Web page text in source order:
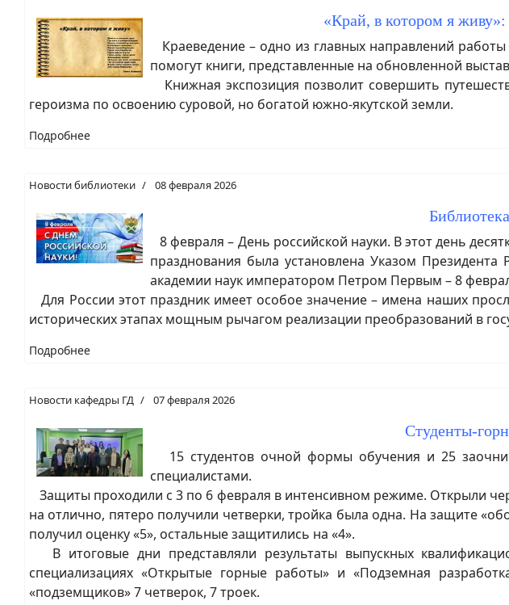
«Край, в котором я живу»:
Краеведение – одно из главных направлений
помогут книги, представленные на обновленной
Книжная экспозиция позволит совершить
героизма по освоению суровой, но богатой южно-якутской земли.
Подробнее
Новости библиотеки 08 февраля 2026
8 февраля – День российской науки. В этот день
празднования была установлена Указом
академии наук императором Петром Первым – 8
Для России этот праздник имеет особое значение – имена наших
исторических этапах мощным рычагом реализации преобразований в
Подробнее
Новости кафедры ГД 07 февраля 2026
Студенты-
15 студентов очной формы обучения и 25
специалистами.
Защиты проходили с 3 по 6 февраля в интенсивном режиме. Открыли
на отлично, пятеро получили четверки, тройка была одна. На защите
получил оценку «5», остальные защитились на «4».
В итоговые дни представляли результаты выпускных
специализациях «Открытые горные работы» и «Подземная
«подземщиков» 7 четверок, 7 троек.